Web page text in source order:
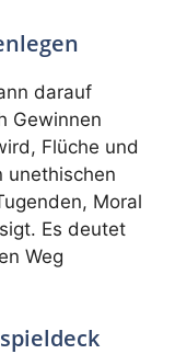
darauf
Gewinnen
Flüche und
unethischen
Moral
Es deutet
Weg